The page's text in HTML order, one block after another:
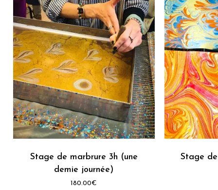
Stage de marbrure 3h (une
demie journée)
180.00€
Stage